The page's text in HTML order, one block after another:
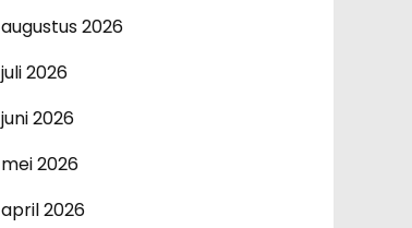
augustus 2026
juli 2026
juni 2026
mei 2026
april 2026